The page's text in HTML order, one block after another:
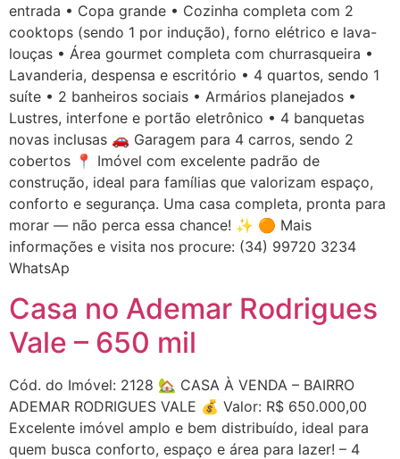
entrada • Copa grande • Cozinha completa com 2
cooktops (sendo 1 por indução), forno elétrico e lava-
louças • Área gourmet completa com churrasqueira •
Lavanderia, despensa e escritório • 4 quartos, sendo 1
suíte • 2 banheiros sociais • Armários planejados •
Lustres, interfone e portão eletrônico • 4 banquetas
novas inclusas 🚗 Garagem para 4 carros, sendo 2
cobertos 📍 Imóvel com excelente padrão de
construção, ideal para famílias que valorizam espaço,
conforto e segurança. Uma casa completa, pronta para
morar — não perca essa chance! ✨ 🟠 Mais
informações e visita nos procure: (34) 99720 3234
WhatsAp
Casa no Ademar Rodrigues
Vale – 650 mil
Cód. do Imóvel: 2128 🏡 CASA À VENDA – BAIRRO
ADEMAR RODRIGUES VALE 💰 Valor: R$ 650.000,00
Excelente imóvel amplo e bem distribuído, ideal para
quem busca conforto, espaço e área para lazer! – 4